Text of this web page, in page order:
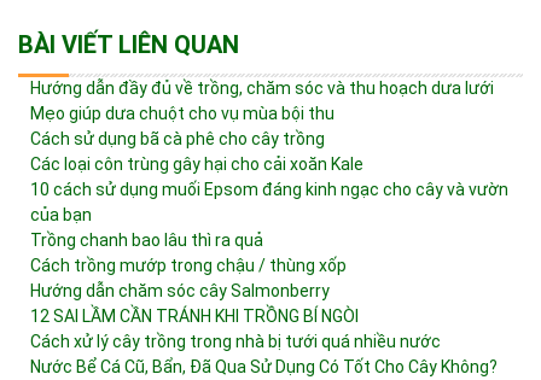
BÀI VIẾT LIÊN QUAN
Hướng dẫn đầy đủ về trồng, chăm sóc và thu hoạch dưa lưới
Mẹo giúp dưa chuột cho vụ mùa bội thu
Cách sử dụng bã cà phê cho cây trồng
Các loại côn trùng gây hại cho cải xoăn Kale
10 cách sử dụng muối Epsom đáng kinh ngạc cho cây và vườn
của bạn
Trồng chanh bao lâu thì ra quả
Cách trồng mướp trong chậu / thùng xốp
Hướng dẫn chăm sóc cây Salmonberry
12 SAI LẦM CẦN TRÁNH KHI TRỒNG BÍ NGÒI
Cách xử lý cây trồng trong nhà bị tưới quá nhiều nước
Nước Bể Cá Cũ, Bẩn, Đã Qua Sử Dụng Có Tốt Cho Cây Không?